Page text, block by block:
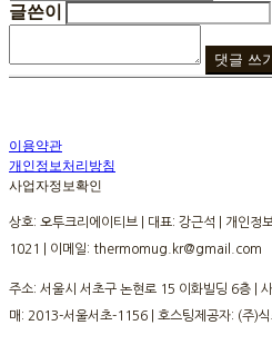
글쓴이
댓글 쓰
이용약관
개인정보처리방침
사업자정보확인
상호: 오투크리에이티브 | 대표: 강근석 | 개인
1021 | 이메일: thermomug.kr@gmail.com
주소: 서울시 서초구 논현로 15 이화빌딩 6층 |
매: 2013-서울서초-1156 | 호스팅제공자: (주)